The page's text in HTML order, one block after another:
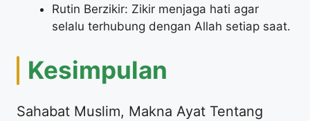
Rutin Berzikir: Zikir menjaga hati agar
selalu terhubung dengan Allah setiap saat.
Kesimpulan
Sahabat Muslim, Makna Ayat Tentang